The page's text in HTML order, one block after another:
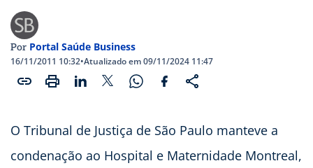
Por Portal Saúde Business
16/11/2011 10:32•Atualizado em 09/11/2024 11:47
O Tribunal de Justiça de São Paulo manteve a
condenação ao Hospital e Maternidade Montreal,